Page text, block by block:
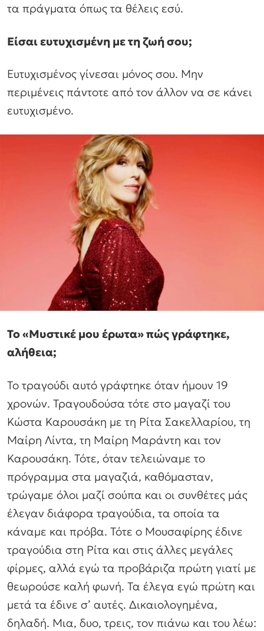
τα πράγματα όπως τα θέλεις εσύ.
Είσαι ευτυχισμένη με τη ζωή σου;
Ευτυχισμένος γίνεσαι μόνος σου. Μην
περιμένεις πάντοτε από τον άλλον να σε κάνει
ευτυχισμένο.
Το «Μυστικέ μου έρωτα» πώς γράφτηκε,
αλήθεια;
Το τραγούδι αυτό γράφτηκε όταν ήμουν 19
χρονών. Τραγουδούσα τότε στο μαγαζί του
Κώστα Καρουσάκη με τη Ρίτα Σακελλαρίου, τη
Μαίρη Λίντα, τη Μαίρη Μαράντη και τον
Καρουσάκη. Τότε, όταν τελειώναμε το
πρόγραμμα στα μαγαζιά, καθόμασταν,
τρώγαμε όλοι μαζί σούπα και οι συνθέτες μάς
έλεγαν διάφορα τραγούδια, τα οποία τα
κάναμε και πρόβα. Τότε ο Μουσαφίρης έδινε
τραγούδια στη Ρίτα και στις άλλες μεγάλες
φίρμες, αλλά εγώ τα προβάριζα πρώτη γιατί με
θεωρούσε καλή φωνή. Τα έλεγα εγώ πρώτη και
μετά τα έδινε σ’ αυτές. Δικαιολογημένα,
δηλαδή. Μια, δυο, τρεις, τον πιάνω και του λέω: